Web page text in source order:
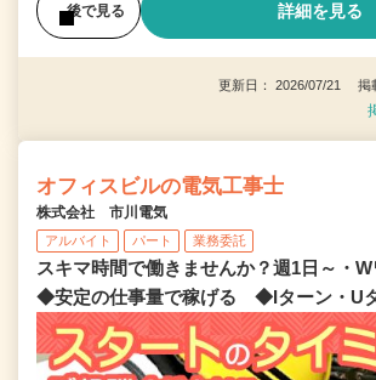
後で見る 詳細を見る
更新日： 2026/07/21 掲
オフィスビルの電気工事士
株式会社 市川電気
アルバイト パート 業務委託
スキマ時間で働きませんか？週1日～・
◆安定の仕事量で稼げる ◆Iターン・U